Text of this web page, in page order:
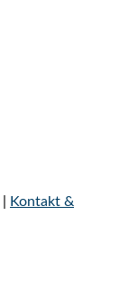
Kontakt &